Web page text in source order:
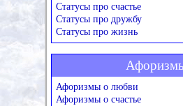
Статусы про счастье
Статусы про дружбу
Статусы про жизнь
Афоризмы о любви
Афоризмы о счастье